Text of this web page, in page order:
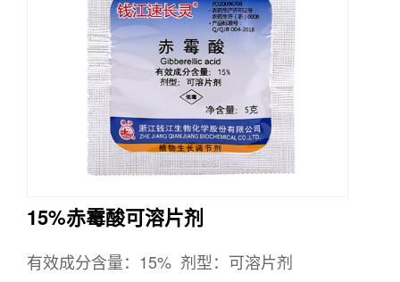
15%赤霉酸可溶片剂
有效成分含量：15% 剂型：可溶片剂